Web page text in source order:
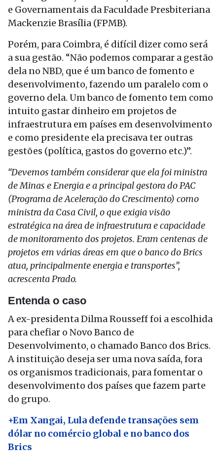
e Governamentais da Faculdade Presbiteriana
Mackenzie Brasília (FPMB).
Porém, para Coimbra, é difícil dizer como será
a sua gestão. “Não podemos comparar a gestão
dela no NBD, que é um banco de fomento e
desenvolvimento, fazendo um paralelo com o
governo dela. Um banco de fomento tem como
intuito gastar dinheiro em projetos de
infraestrutura em países em desenvolvimento
e como presidente ela precisava ter outras
gestões (política, gastos do governo etc.)”.
“Devemos também considerar que ela foi ministra
de Minas e Energia e a principal gestora do PAC
(Programa de Aceleração do Crescimento) como
ministra da Casa Civil, o que exigia visão
estratégica na área de infraestrutura e capacidade
de monitoramento dos projetos. Eram centenas de
projetos em várias áreas em que o banco do Brics
atua, principalmente energia e transportes”,
acrescenta Prado.
Entenda o caso
A ex-presidenta Dilma Rousseff foi a escolhida
para chefiar o Novo Banco de
Desenvolvimento, o chamado Banco dos Brics.
A instituição deseja ser uma nova saída, fora
os organismos tradicionais, para fomentar o
desenvolvimento dos países que fazem parte
do grupo.
+Em Xangai, Lula defende transações sem
dólar no comércio global e no banco dos
Brics